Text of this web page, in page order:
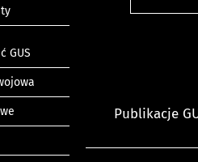
Publikacje
GUS